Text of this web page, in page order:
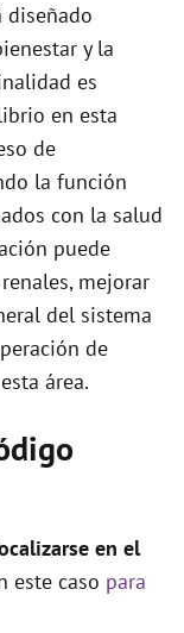
diseñado
y la
es
en esta
de
la función
con la salud
puede
mejorar
del sistema
de
área.
en el
este caso para